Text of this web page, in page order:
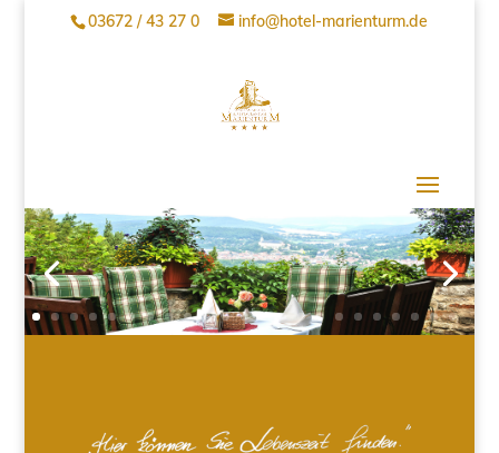
03672 / 43 27 0 info@hotel-marienturm.de